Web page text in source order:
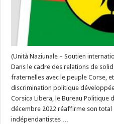
(Unità Naziunale – Soutien
Dans le cadre des relations de
fraternelles avec le peuple Corse,
discrimination politique
Corsica Libera, le Bureau Politique
décembre 2022 réaffirme son total
indépendantistes …